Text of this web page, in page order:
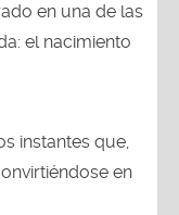
en una de las
el nacimiento
instantes que,
en